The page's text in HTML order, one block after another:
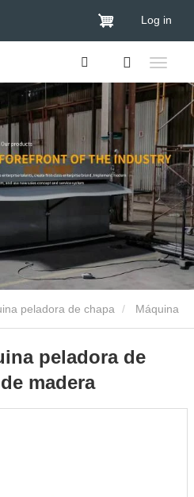
Log in
peladora de chapa Máquina
Cuchillo de máquina peladora de
peladora de
madera